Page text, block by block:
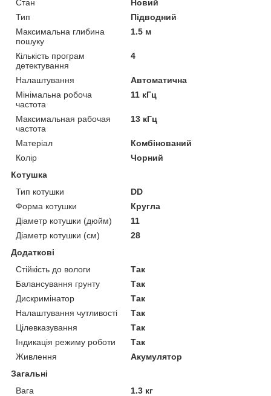
Стан
Новий
Тип
Підводний
Максимальна глибина
пошуку
1.5 м
Кількість програм
детектування
4
Налаштування
Автоматична
Мінімальна робоча
частота
11 кГц
Максимальная рабочая
частота
13 кГц
Матеріал
Комбінований
Колір
Чорний
Котушка
Тип котушки
DD
Форма котушки
Кругла
Діаметр котушки (дюйм)
11
Діаметр котушки (см)
28
Додаткові
Стійкість до вологи
Так
Балансування грунту
Так
Дискримінатор
Так
Налаштування чутливості
Так
Цілевказування
Так
Індикація режиму роботи
Так
Живлення
Акумулятор
Загальні
Вага
1.3 кг